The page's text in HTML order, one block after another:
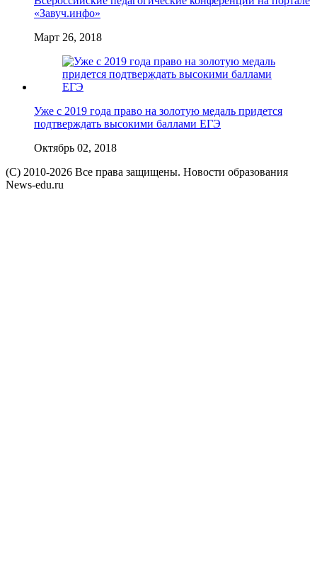
«Завуч.инфо»
Март 26, 2018
Уже с 2019 года право на золотую медаль придется
подтверждать высокими баллами ЕГЭ
Октябрь 02, 2018
(C) 2010-2026 Все права защищены. Новости образования
News-edu.ru